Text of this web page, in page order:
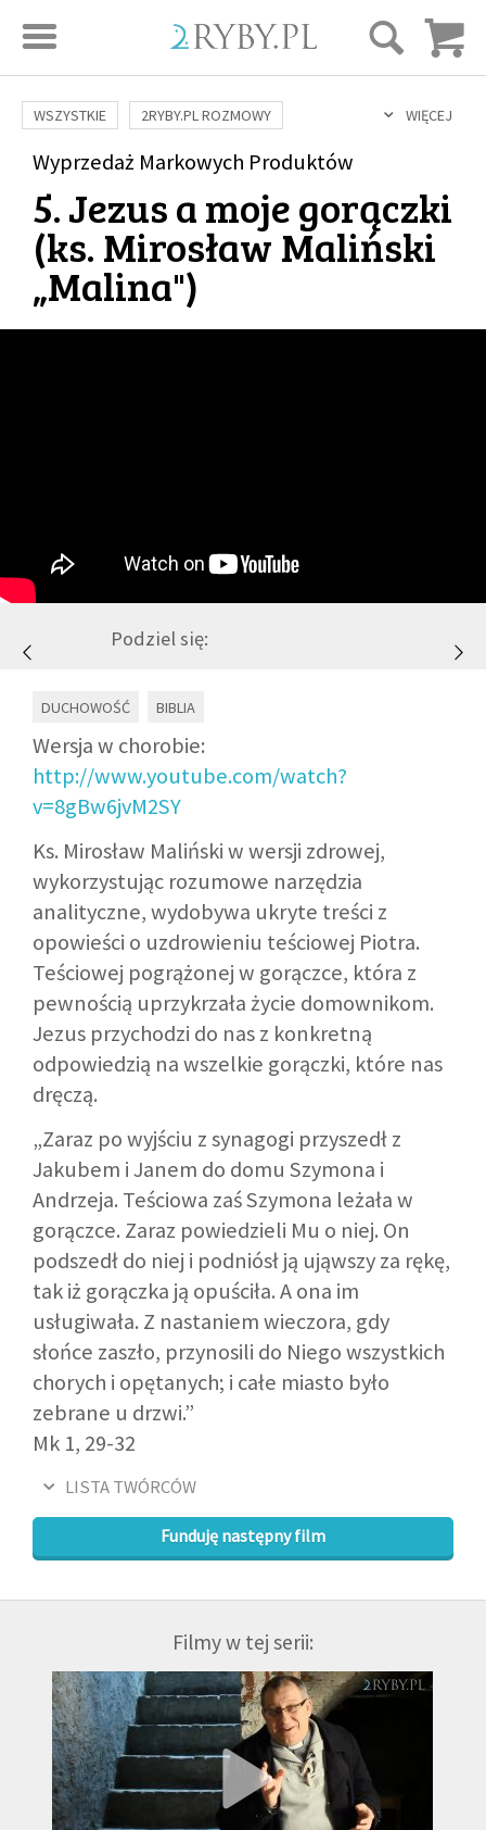
STRONA GŁÓWNA
SERIE FILMÓW
AUTORZY
PARTNERZY
KONTAKT
WIĘCEJ
WSZYSTKIE 2RYBY.PL ROZMOWY
SAME DOBRE WIADOMOŚCI ONA I ON ROZWÓJ
SZTUKA ŻYCIA MIŁOŚĆ DUCHOWOŚĆ
BUDOWANIE WIĘZI RODZINA NAUKA BIBLIA
KOBIETA MĘŻCZYZNA
Wyprzedaż Markowych Produktów
5. Jezus a moje gorączki
(ks. Mirosław Maliński
„Malina")
Podziel się:
DUCHOWOŚĆ BIBLIA
Wersja w chorobie:
http://www.youtube.com/watch?
v=8gBw6jvM2SY
Ks. Mirosław Maliński w wersji zdrowej,
wykorzystując rozumowe narzędzia
analityczne, wydobywa ukryte treści z
opowieści o uzdrowieniu teściowej Piotra.
Teściowej pogrążonej w gorączce, która z
pewnością uprzykrzała życie domownikom.
Jezus przychodzi do nas z konkretną
odpowiedzią na wszelkie gorączki, które nas
dręczą.
„Zaraz po wyjściu z synagogi przyszedł z
Jakubem i Janem do domu Szymona i
Andrzeja. Teściowa zaś Szymona leżała w
gorączce. Zaraz powiedzieli Mu o niej. On
podszedł do niej i podniósł ją ująwszy za rękę,
tak iż gorączka ją opuściła. A ona im
usługiwała. Z nastaniem wieczora, gdy
słońce zaszło, przynosili do Niego wszystkich
chorych i opętanych; i całe miasto było
zebrane u drzwi.”
Mk 1, 29-32
LISTA TWÓRCÓW
Funduję następny film
Filmy w tej serii: